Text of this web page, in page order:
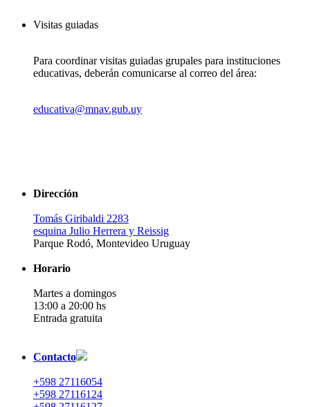
Visitas guiadas
Para coordinar visitas guiadas grupales para instituciones
educativas, deberán comunicarse al correo del área:
educativa@mnav.gub.uy
Dirección
Tomás Giribaldi 2283
esquina Julio Herrera y Reissig
Parque Rodó, Montevideo Uruguay
Horario
Martes a domingos
13:00 a 20:00 hs
Entrada gratuita
Contacto
+598 27116054
+598 27116124